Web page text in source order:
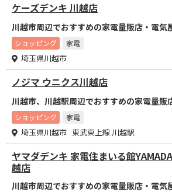
ケーズデンキ 川越店
川越市周辺でおすすめの家電量販店・電気
ショッピング 家電
埼玉県川越市
ノジマ ウニクス川越店
川越市、川越駅周辺でおすすめの家電量販
ショッピング 家電
埼玉県川越市 東武東上線 川越駅
ヤマダデンキ 家電住まいる館
越店
川越市周辺でおすすめの家電量販店・電気